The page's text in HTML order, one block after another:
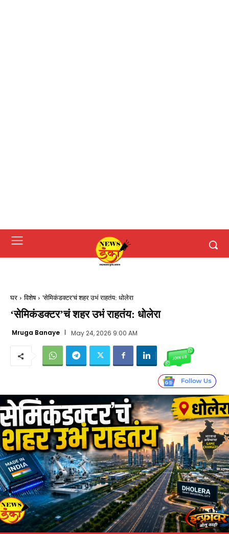
घर विशेष 'सेमिकंडक्टर'चं शहर उभं राहतंय: धोलेरा
‘सेमिकंडक्टर’चं शहर उभं राहतंय: धोलेरा
Mruga Banaye May 24, 2026 9:00 AM